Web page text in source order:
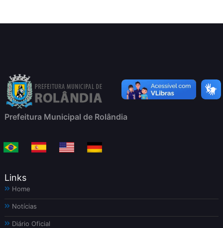
Prefeitura Municipal de Rolândia
Links
Home
Notícias
Diário Oficial